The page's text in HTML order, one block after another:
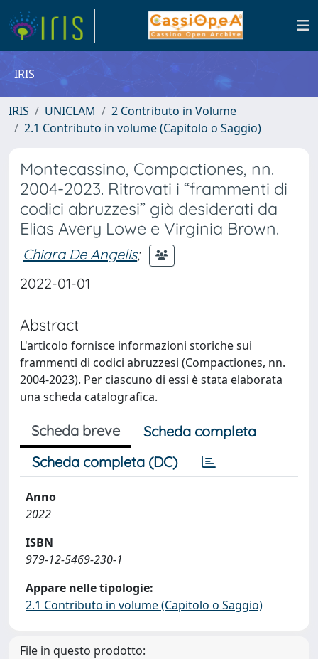
IRIS
IRIS UNICLAM
2 Contributo in Volume
2.1 Contributo in volume (Capitolo o Saggio)
Montecassino, Compactiones, nn.
2004-2023. Ritrovati i “frammenti di
codici abruzzesi” già desiderati da
Elias Avery Lowe e Virginia Brown.
Chiara De Angelis;
2022-01-01
Abstract
L'articolo fornisce informazioni storiche sui
frammenti di codici abruzzesi (Compactiones, nn.
2004-2023). Per ciascuno di essi è stata elaborata
una scheda catalografica.
Scheda breve
Scheda completa
Scheda completa (DC)
Anno
2022
ISBN
979-12-5469-230-1
Appare nelle tipologie:
2.1 Contributo in volume (Capitolo o Saggio)
File in questo prodotto: